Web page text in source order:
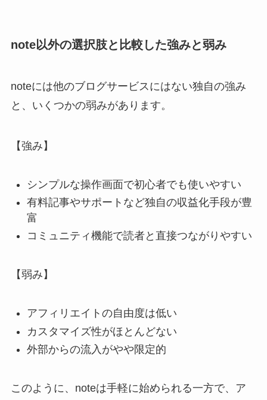
note以外の選択肢と比較した強みと弱み
noteには他のブログサービスにはない独自の強み
と、いくつかの弱みがあります。
【強み】
シンプルな操作画面で初心者でも使いやすい
有料記事やサポートなど独自の収益化手段が豊
富
コミュニティ機能で読者と直接つながりやすい
【弱み】
アフィリエイトの自由度は低い
カスタマイズ性がほとんどない
外部からの流入がやや限定的
このように、noteは手軽に始められる一方で、ア